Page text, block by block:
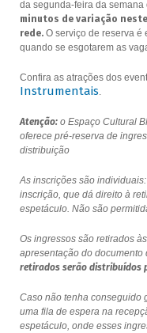
da segunda-feira da semana
minutos de variação
rede.O serviço de reserva é
quando se esgotarem as
Confira as atrações dos
Instrumentais.
Atenção:o Espaço Cultural
oferece pré-reserva de
distribuição
As inscrições são
inscrição, que dá direito à
espetáculo. Não são
Os ingressos são retirados
apresentação do
retirados serão distribuídos
Caso não tenha conseguido
uma fila de espera na
espetáculo, onde esses